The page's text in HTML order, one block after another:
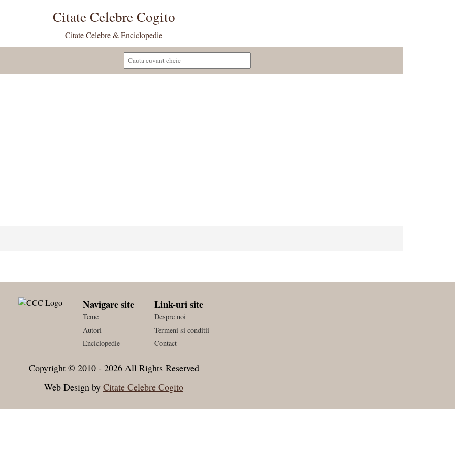
Citate Celebre Cogito
Citate Celebre & Enciclopedie
Navigare site
Teme
Autori
Enciclopedie
Link-uri site
Despre noi
Termeni si conditii
Contact
Copyright © 2010 - 2026 All Rights Reserved
Web Design by Citate Celebre Cogito